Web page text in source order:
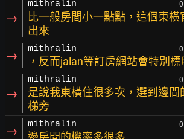
→
mithralin
比一般房間小一點點，這個東橫
出來
→ mithralin
，反而jalan等訂房網站會特別標
→
mithralin
是說我東橫住很多次，選到邊間
梯旁
→ mithralin